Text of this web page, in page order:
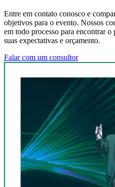
Entre em contato conosco e
objetivos para o evento. Nossos
em todo processo para encontrar o
suas expectativas e orçamento.
Falar com um consultor